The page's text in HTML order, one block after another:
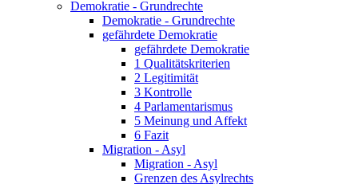
Demokratie - Grundrechte
Demokratie - Grundrechte
gefährdete Demokratie
gefährdete Demokratie
1 Qualitätskriterien
2 Legitimität
3 Kontrolle
4 Parlamentarismus
5 Meinung und Affekt
6 Fazit
Migration - Asyl
Migration - Asyl
Grenzen des Asylrechts